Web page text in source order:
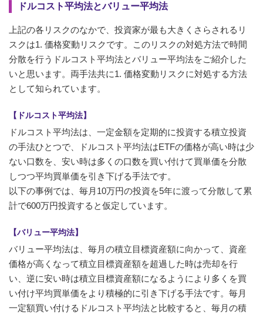
ドルコスト平均法とバリュー平均法
上記の各リスクのなかで、投資家が最も大きくさらされるリ
スクは1. 価格変動リスクです。このリスクの対処方法で時間
分散を行うドルコスト平均法とバリュー平均法をご紹介した
いと思います。両手法共に1. 価格変動リスクに対処する方法
として知られています。
【ドルコスト平均法】
ドルコスト平均法は、一定金額を定期的に投資する積立投資
の手法ひとつで、ドルコスト平均法はETFの価格が高い時は少
ない口数を、安い時は多くの口数を買い付けて買単価を分散
しつつ平均買単価を引き下げる手法です。
以下の事例では、毎月10万円の投資を5年に渡って分散して累
計で600万円投資すると仮定しています。
【バリュー平均法】
バリュー平均法は、毎月の積立目標資産額に向かって、資産
価格が高くなって積立目標資産額を超過した時は売却を行
い、逆に安い時は積立目標資産額になるようにより多くを買
い付け平均買単価をより積極的に引き下げる手法です。毎月
一定額買い付けるドルコスト平均法と比較すると、毎月の積